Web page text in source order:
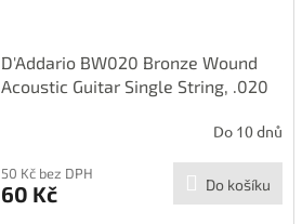
D'Addario BW020 Bronze Wound
Acoustic Guitar Single String, .020
Do 10 dnů
50 Kč bez DPH
60 Kč Do košíku